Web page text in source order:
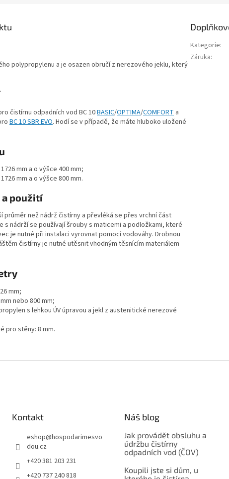
polypropylenu a je osazen obručí z nerezového jeklu, který
čistírnu odpadních vod BC 10BASIC/OPTIMA/COMFORT a
BC 10 SBR EVO. Hodí se v případě, že máte hluboko uložené
mm a o výšce 400 mm;
mm a o výšce 800 mm.
a použití
průměr než nádrž čistírny a převléká se přes vrchní část
s nádrží se používají šrouby s maticemi a podložkami, které
je nutné při instalaci vyrovnat pomocí vodováhy. Drobnou
čistírny je nutné utěsnit vhodným těsnícím materiálem
mm;
nebo 800 mm;
s lehkou ÚV úpravou a jekl z austenitické nerezové
pro stěny: 8 mm.
Kategorie:
Záruka:
Kontakt
eshop@hospodarimesvo
dou.cz
+420 381 203 231
+420 737 240 818
Náš blog
Jak provádět obsluhu a
údržbu čistírny
odpadních vod (ČOV)
Koupili jste si dům, u